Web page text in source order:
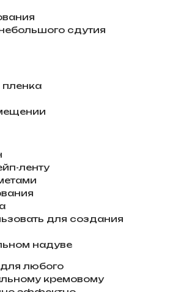
сдутия
пленка
ленту
для создания
надуве
любого
кремовому